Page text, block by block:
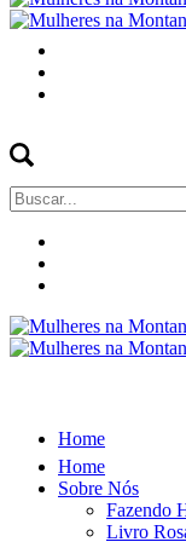
Buscar
por:
Home
Home
Sobre Nós
Fazendo
Livro